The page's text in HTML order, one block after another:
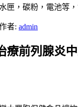
匣，碳粉，電池等
者: admin
療前列腺炎